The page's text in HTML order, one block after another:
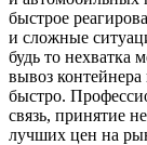
быстрое
и сложные
будь то нехватка
вывоз
быстро.
связь, принятие
лучших цен на